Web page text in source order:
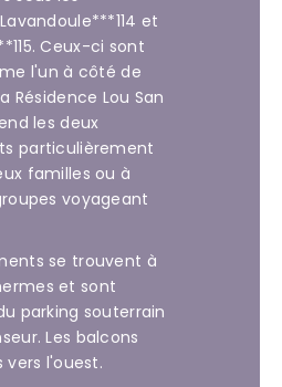
et
Ceux-ci sont
l'un à côté de
Résidence Lou San
les deux
particulièrement
familles ou à
voyageant
se trouvent à
et sont
parking souterrain
Les balcons
vers l'ouest.